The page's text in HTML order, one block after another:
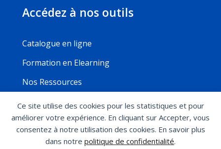
Ce site utilise des cookies pour les statistiques et pour
améliorer votre expérience. En cliquant sur Accepter, vous
consentez à notre utilisation des cookies. En savoir plus
dans notre politique de confidentialité.
Accédez à nos outils
Catalogue en ligne
Formation en Elearning
Nos Ressources
Mentions légales Politique de confidentialité
Conditions générales de ventesRèglement
intérieurModalité d’accès aux formations